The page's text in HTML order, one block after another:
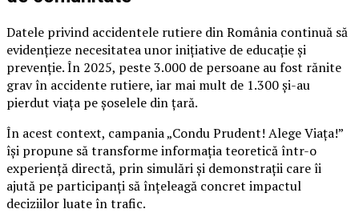
Datele privind accidentele rutiere din România continuă să
evidențieze necesitatea unor inițiative de educație și
prevenție. În 2025, peste 3.000 de persoane au fost rănite
grav în accidente rutiere, iar mai mult de 1.300 și-au
pierdut viața pe șoselele din țară.
În acest context, campania „Condu Prudent! Alege Viața!”
își propune să transforme informația teoretică într-o
experiență directă, prin simulări și demonstrații care îi
ajută pe participanți să înțeleagă concret impactul
deciziilor luate în trafic.